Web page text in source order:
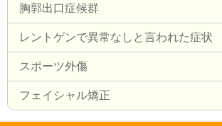
胸郭出口症候群
レントゲンで異常なしと言われた症状
スポーツ外傷
フェイシャル矯正